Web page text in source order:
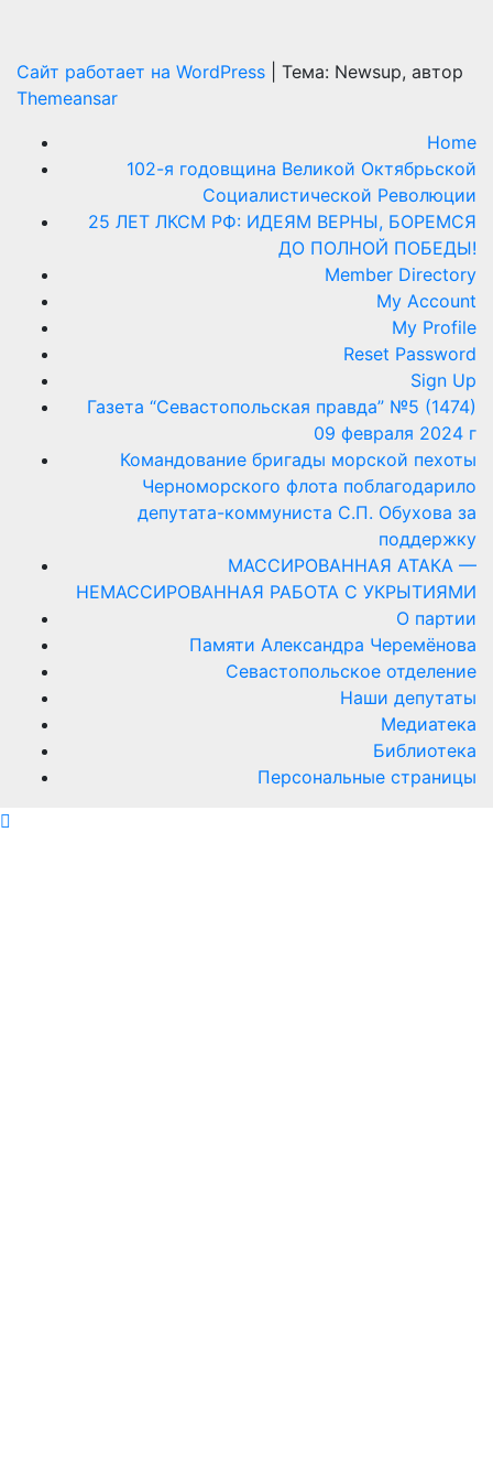
Сайт работает на WordPress
Тема: Newsup, автор
Themeansar
Home
102-я годовщина Великой Октябрьской
Социалистической Революции
25 ЛЕТ ЛКСМ РФ: ИДЕЯМ ВЕРНЫ, БОРЕМСЯ
ДО ПОЛНОЙ ПОБЕДЫ!
Member Directory
My Account
My Profile
Reset Password
Sign Up
Газета “Севастопольская правда” №5 (1474)
09 февраля 2024 г
Командование бригады морской пехоты
Черноморского флота поблагодарило
депутата-коммуниста С.П. Обухова за
поддержку
МАССИРОВАННАЯ АТАКА —
НЕМАССИРОВАННАЯ РАБОТА С УКРЫТИЯМИ
О партии
Памяти Александра Черемёнова
Севастопольское отделение
Наши депутаты
Медиатека
Библиотека
Персональные страницы